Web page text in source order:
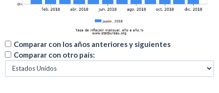
Comparar con los años anteriores y siguientes
Comparar con otro país: